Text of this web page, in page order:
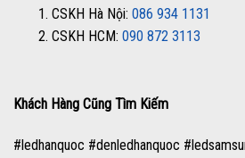
1. CSKH Hà Nội: 086 934 1131
2. CSKH HCM: 090 872 3113
Khách Hàng Cũng Tìm Kiếm
#ledhanquoc #denledhanquoc